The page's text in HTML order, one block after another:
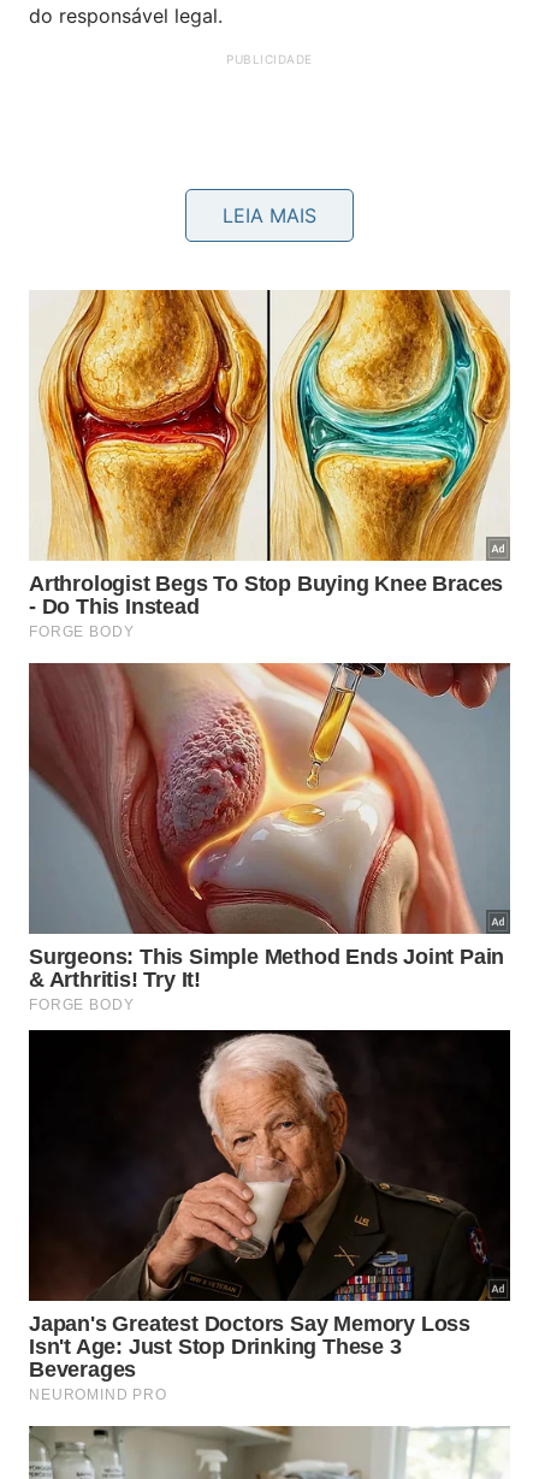
do responsável legal.
Para os turistas estrangeiros, a modernização
também se aplica, embora não seja exigida a
criação de uma conta gov.br para completar o
processo digital de entrada no estabelecimento,
mantendo a facilidade de navegação e agilidade no
atendimento.
Entenda as mudanças práticas para o viajante com a
obrigatoriedade da FNRH Digital -Drazen Zigic/iStock
20 de abril para se adequarem totalmente ao
sistema, que exige cadastro regular no Cadastur. O
Ministério do Turismo reforça que o sistema é
obrigatório mesmo para hotéis que já utilizam
softwares próprios de gestão, que devem agora ser
integrados à Plataforma FNRH Digital. Para orientar
o setor e os viajantes, o órgão disponibilizou uma
página de perguntas frequentes evídeos instrutivos
visando minimizar dúvidas sobre a
operacionalização do sistema durante as primeiras
semanas de obrigatoriedade.
LEIA MAIS